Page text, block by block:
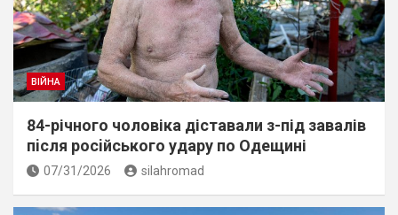
ВІЙНА
84-річного чоловіка діставали з-під завалів
пiсля росiйського удару по Одещині
07/31/2026 silahromad